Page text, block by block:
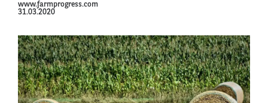
www.farmprogress.com
31.03.2020